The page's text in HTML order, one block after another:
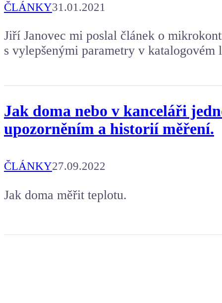
ČLÁNKY31.01.2021
Jiří Janovec mi poslal článek o
s vylepšenými parametry v katalogovém
Jak doma nebo v kanceláři
upozorněním a historií měření.
ČLÁNKY27.09.2022
Jak doma měřit teplotu.